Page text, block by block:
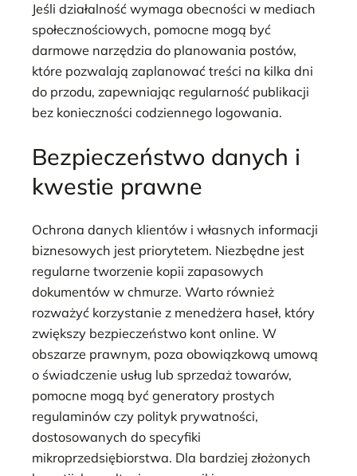
Jeśli działalność wymaga obecności w mediach
społecznościowych, pomocne mogą być
darmowe narzędzia do planowania postów,
które pozwalają zaplanować treści na kilka dni
do przodu, zapewniając regularność publikacji
bez konieczności codziennego logowania.
Bezpieczeństwo danych i
kwestie prawne
Ochrona danych klientów i własnych informacji
biznesowych jest priorytetem. Niezbędne jest
regularne tworzenie kopii zapasowych
dokumentów w chmurze. Warto również
rozważyć korzystanie z menedżera haseł, który
zwiększy bezpieczeństwo kont online. W
obszarze prawnym, poza obowiązkową umową
o świadczenie usług lub sprzedaż towarów,
pomocne mogą być generatory prostych
regulaminów czy polityk prywatności,
dostosowanych do specyfiki
mikroprzedsiębiorstwa. Dla bardziej złożonych